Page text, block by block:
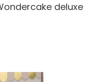
deluxe